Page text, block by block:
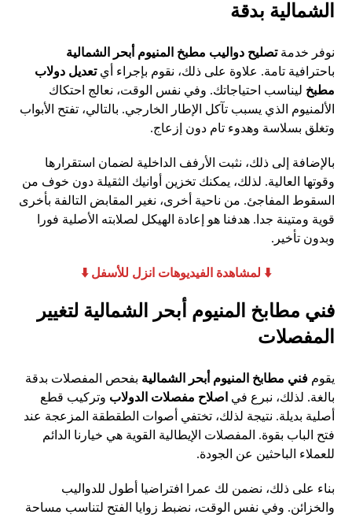
الشمالية بدقة
نوفر خدمةتصليح دواليب مطبخ المنيوم أبحر الشمالية
باحترافية تامة. علاوة على ذلك، نقوم بإجراء أيتعديل دولاب
مطبخ ليناسب احتياجاتك. وفي نفس الوقت، نعالج احتكاك
الألمنيوم الذي يسبب تآكل الإطار الخارجي. بالتالي، تفتح الأبواب
وتغلق بسلاسة وهدوء تام دون إزعاج.
بالإضافة إلى ذلك، نثبت الأرفف الداخلية لضمان استقرارها
وقوتها العالية. لذلك، يمكنك تخزين أوانيك الثقيلة دون خوف من
السقوط المفاجئ. من ناحية أخرى، نغير المقابض التالفة بأخرى
قوية ومتينة جدا. هدفنا هو إعادة الهيكل لصلابته الأصلية فورا
وبدون تأخير.
⬇️ لمشاهدة الفيديوهات انزل للأسفل ⬇️
فني مطابخ المنيوم أبحر الشمالية لتغيير
المفصلات
يقومفني مطابخ المنيوم أبحر الشمالية بفحص المفصلات بدقة
بالغة. لذلك، نبرع في اصلاح مفصلات الدولاب وتركيب قطع
أصلية بديلة. نتيجة لذلك، تختفي أصوات الطقطقة المزعجة عند
فتح الباب بقوة. المفصلات الإيطالية القوية هي خيارنا الدائم
للعملاء الباحثين عن الجودة.
بناء على ذلك، نضمن لك عمرا افتراضيا أطول للدواليب
والخزائن. وفي نفس الوقت، نضبط زوايا الفتح لتناسب مساحة